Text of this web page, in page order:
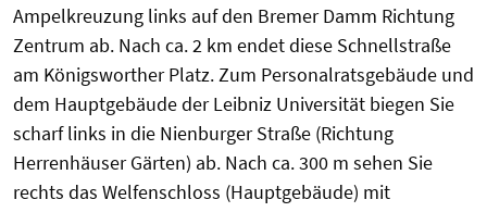
Ampelkreuzung links auf den Bremer Damm Richtung
Zentrum ab. Nach ca. 2 km endet diese Schnellstraße
am Königsworther Platz. Zum Personalratsgebäude und
dem Hauptgebäude der Leibniz Universität biegen Sie
scharf links in die Nienburger Straße (Richtung
Herrenhäuser Gärten) ab. Nach ca. 300 m sehen Sie
rechts das Welfenschloss (Hauptgebäude) mit